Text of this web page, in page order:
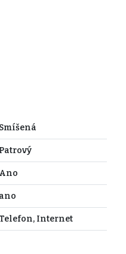
Smíšená
Patrový
Ano
ano
Telefon, Internet